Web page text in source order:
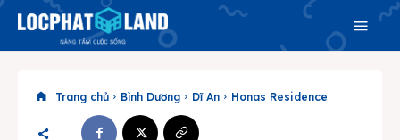
Trang chủ Bình Dương Dĩ An Honas Residence